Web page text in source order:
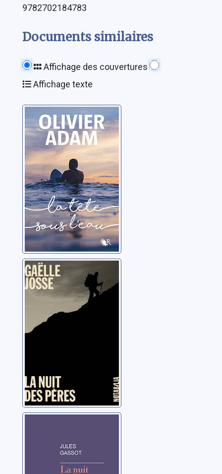
9782702184783
Documents similaires
Affichage des couvertures
Affichage texte
La tête sous l’eau
Adam, Olivier
La nuit des pères
Josse, Gaëlle
Gassot, Jules